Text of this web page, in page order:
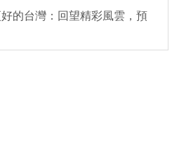
的台灣：回望精彩風雲，預